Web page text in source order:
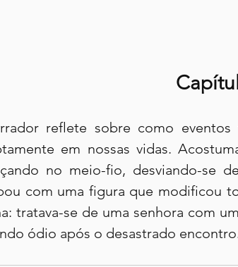
reflete sobre como
em nossas vidas.
no meio-fio, desviando-se
com uma figura que modificou
tratava-se de uma senhora com
ódio após o desastrado